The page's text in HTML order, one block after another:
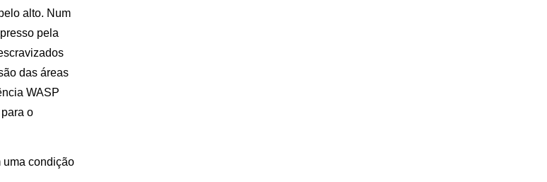
alto. Num
pela
das áreas
WASP
o
uma condição